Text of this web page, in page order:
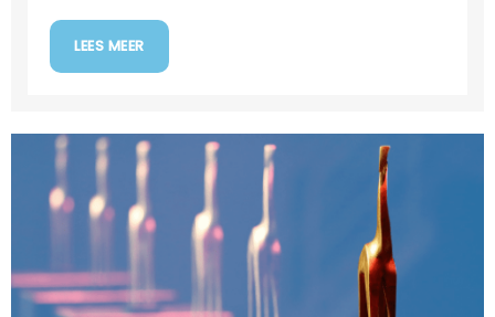
LEES MEER